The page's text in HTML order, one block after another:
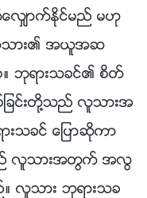
ာက္ႏိုင္မည္ မဟု
သား၏ အယူအဆ
။ ဘုရားသခင္၏ စိတ္
ခင္းတို႔သည္ လူသားအ
းသခင္ ေျပာဆိုကာ
လူသားအတြက္ အလြ
လူသား ဘုရားသခ